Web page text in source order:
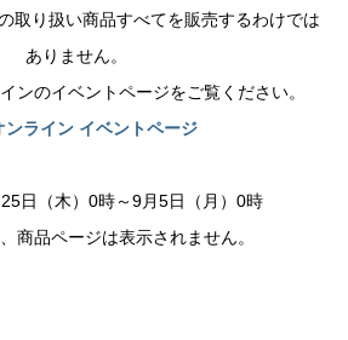
取り扱い商品すべてを販売するわけでは
ありません。
ンのイベントページをご覧ください。
ンライン イベントページ
日（木）0時～9月5日（月）0時
商品ページは表示されません。